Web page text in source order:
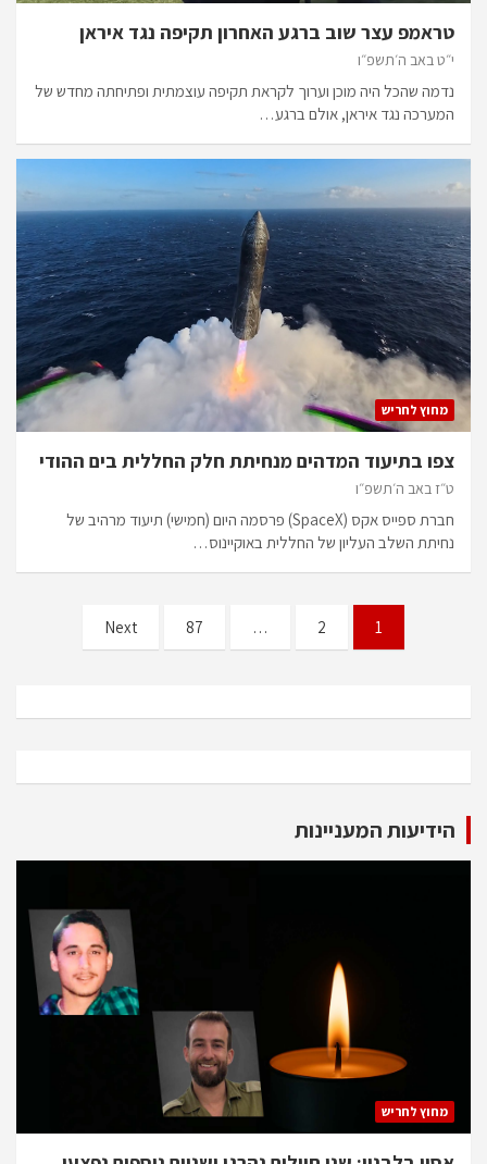
טראמפ עצר שוב ברגע האחרון תקיפה נגד איראן
י״ט באב ה׳תשפ״ו
נדמה שהכל היה מוכן וערוך לקראת תקיפה עוצמתית ופתיחתה מחדש של
המערכה נגד איראן, אולם ברגע…
מחוץ לחריש
צפו בתיעוד המדהים מנחיתת חלק החללית בים ההודי
ט״ז באב ה׳תשפ״ו
חברת ספייס אקס (SpaceX) פרסמה היום (חמישי) תיעוד מרהיב של
נחיתת השלב העליון של החללית באוקיינוס…
pagination
1
2
…
87
Next
הידיעות המעניינות
מחוץ לחריש